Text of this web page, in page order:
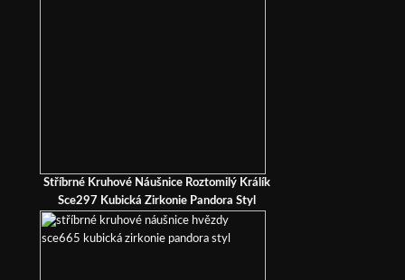
Stříbrné Kruhové Náušnice Roztomilý Králík
Sce297 Kubická Zirkonie Pandora Styl